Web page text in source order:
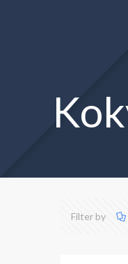
Filter by